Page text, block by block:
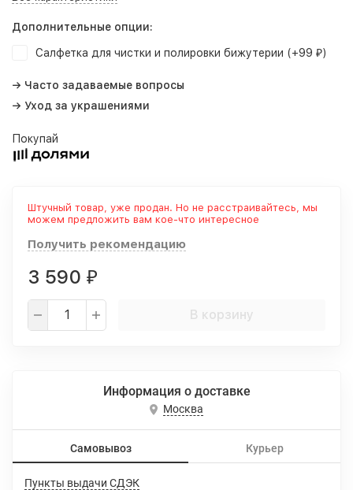
Дополнительные опции:
Салфетка для чистки и полировки бижутерии (+99 ₽)
→ Часто задаваемые вопросы
→ Уход за украшениями
Покупай
Штучный товар, уже продан. Но не расстраивайтесь, мы
можем предложить вам кое-что интересное
Получить рекомендацию
3 590 ₽
В корзину
Информация о доставке
Москва
Самовывоз Курьер
Пункты выдачи СДЭК